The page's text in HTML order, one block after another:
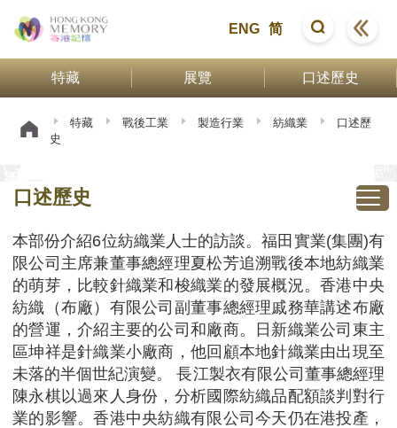
ENG 简
特藏 展覽 口述歷史
特藏 戰後工業 製造行業 紡織業
口述歷
史
口述歷史
本部份介紹6位紡織業人士的訪談。福田實業(集團)有
限公司主席兼董事總經理夏松芳追溯戰後本地紡織業
的萌芽，比較針織業和梭織業的發展概況。香港中央
紡織（布廠）有限公司副董事總經理戚務華講述布廠
的營運，介紹主要的公司和廠商。日新織業公司東主
區坤祥是針織業小廠商，他回顧本地針織業由出現至
未落的半個世紀演變。 長江製衣有限公司董事總經理
陳永棋以過來人身份，分析國際紡織品配額談判對行
業的影響。香港中央紡織有限公司今天仍在港投產，